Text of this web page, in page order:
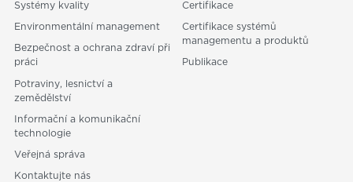
Systémy kvality
Environmentální management
Bezpečnost a ochrana zdraví při
práci
Potraviny, lesnictví a
zemědělství
Informační a komunikační
technologie
Veřejná správa
Kontaktujte nás
Certifikace
Certifikace systémů
managementu a produktů
Publikace